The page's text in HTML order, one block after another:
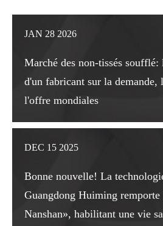
JAN 28 2026
Marché des non-tissés
d'un fabricant sur la demande,
l'offre mondiales
DEC 15 2025
Bonne nouvelle! La
Guangdong Huiming
Nanshan», habilitant une vie